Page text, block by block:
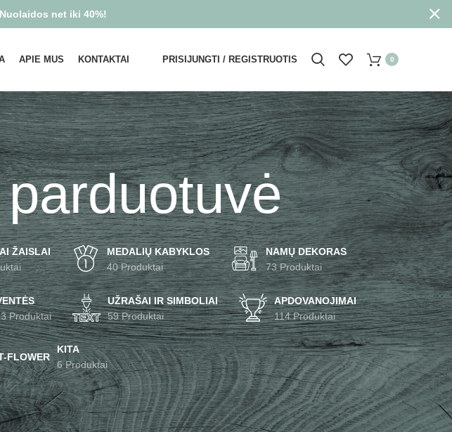
APIE MUS KONTAKTAI PRISIJUNGTI / REGISTRUOTIS 0
ŽAISLAI
MEDALIŲ KABYKLOS
40 Produktai
NAMŲ DEKORAS
73 Produktai
Produktai
UŽRAŠAI IR SIMBOLIAI
59 Produktai
APDOVANOJIMAI
114 Produktai
KITA
6 Produktai
net iki 40%!